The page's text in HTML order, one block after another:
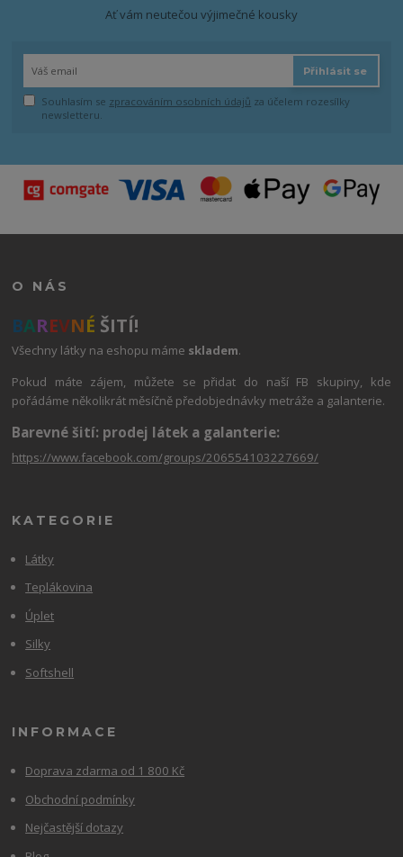
Ať vám neutečou výjimečné kousky
Přihlásit se
Souhlasím se zpracováním osobních údajů za účelem rozesílky
newsletteru.
O NÁS
BAREVNÉ ŠITÍ!
Všechny látky na eshopu máme skladem.
Pokud máte zájem, můžete se přidat do naší FB skupiny, kde
pořádáme několikrát měsíčně předobjednávky metráže a galanterie.
Barevné šití: prodej látek a galanterie:
https://www.facebook.com/groups/206554103227669/
KATEGORIE
Látky
Teplákovina
Úplet
Silky
Softshell
INFORMACE
Doprava zdarma od 1 800 Kč
Obchodní podmínky
Nejčastější dotazy